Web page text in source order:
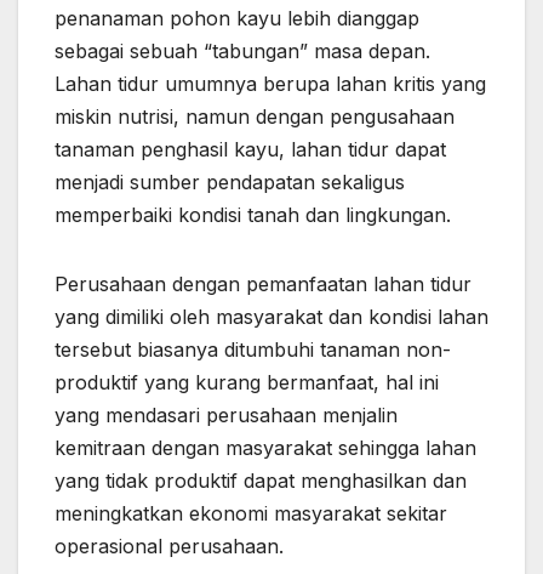
penanaman pohon kayu lebih dianggap
sebagai sebuah “tabungan” masa depan.
Lahan tidur umumnya berupa lahan kritis yang
miskin nutrisi, namun dengan pengusahaan
tanaman penghasil kayu, lahan tidur dapat
menjadi sumber pendapatan sekaligus
memperbaiki kondisi tanah dan lingkungan.
Perusahaan dengan pemanfaatan lahan tidur
yang dimiliki oleh masyarakat dan kondisi lahan
tersebut biasanya ditumbuhi tanaman non-
produktif yang kurang bermanfaat, hal ini
yang mendasari perusahaan menjalin
kemitraan dengan masyarakat sehingga lahan
yang tidak produktif dapat menghasilkan dan
meningkatkan ekonomi masyarakat sekitar
operasional perusahaan.